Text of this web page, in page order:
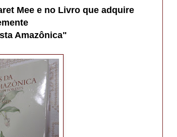
Mee e no Livro que adquire
Amazônica"